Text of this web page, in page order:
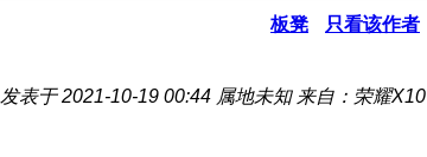
板凳 只看该作者
发表于 2021-10-19 00:44 属地未知 来自：荣耀X10